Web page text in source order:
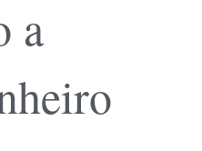
a